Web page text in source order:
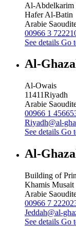
Al-Abdelkarim
Hafer Al-Batin
Arabie
00966 3
See details Go
Al-
Al-Owais
11411Riyadh
Arabie
00966 1
Riyadh@al-
See details Go
Al-
Building of
Khamis Musait
Arabie
00966 7
Jeddah@al-
See details Go